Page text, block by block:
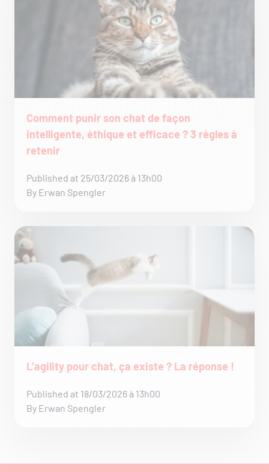
Comment punir son chat de façon
intelligente, éthique et efficace ? 3 règles à
retenir
Published at 25/03/2026 à 13h00
By Erwan Spengler
L’agility pour chat, ça existe ? La réponse !
Published at 18/03/2026 à 13h00
By Erwan Spengler